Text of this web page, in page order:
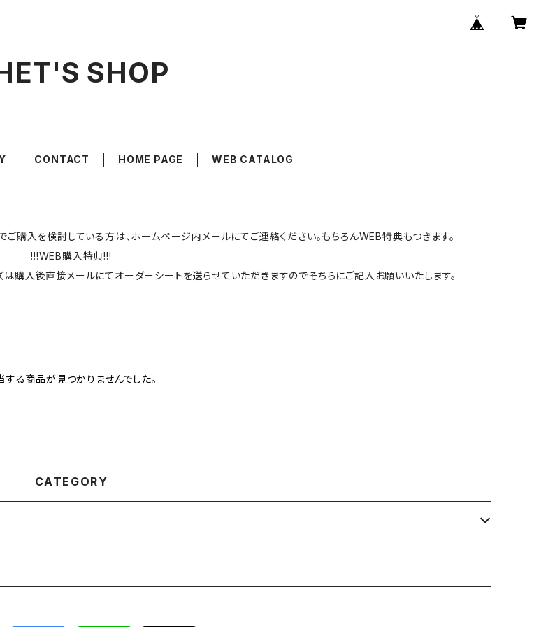
SHOP
CONTACT HOME PAGE WEB CATALOG
購入を検討している方は、ホームページ内メールにてご連絡ください。もちろんWEB特典もつきます。
!!!WEB購入特典!!!
は購入後直接メールにてオーダーシートを送らせていただきますのでそちらにご記入お願いいたします。
する商品が見つかりませんでした。
CATEGORY